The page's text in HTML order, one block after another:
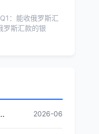
：能收俄罗斯汇
罗斯汇款的银
冈山红色研学团建圆满收官 2026-06